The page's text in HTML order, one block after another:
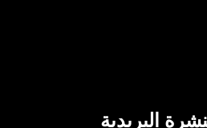
البريدية